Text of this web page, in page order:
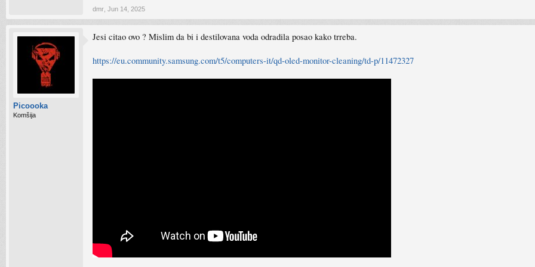
dmr Jun 14, 2025
Picoooka
Komšija
Jesi citao ovo ? Mislim da bi i destilovana voda odradila posao kako trreba.
https://eu.community.samsung.com/t5/computers-it/qd-oled-monitor-cleaning/td-p/11472327